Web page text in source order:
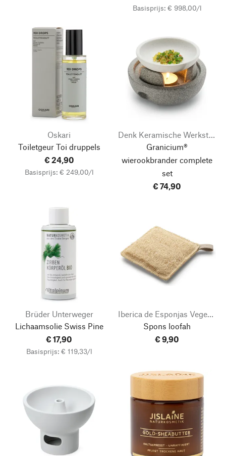
Basisprijs: € 998,00/l
Oskari
Toiletgeur Toi druppels
€ 24,90
Basisprijs: € 249,00/l
Denk Keramische Werkstätten
Granicium®
wierookbrander complete
set
€ 74,90
Brüder Unterweger
Lichaamsolie Swiss Pine
€ 17,90
Basisprijs: € 119,33/l
Iberica de Esponjas Vegetales
Spons loofah
€ 9,90